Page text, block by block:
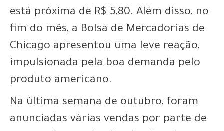
está próxima de R$ 5,80. Além disso, no
fim do mês, a Bolsa de Mercadorias de
Chicago apresentou uma leve reação,
impulsionada pela boa demanda pelo
produto americano.
Na última semana de outubro, foram
anunciadas várias vendas por parte de